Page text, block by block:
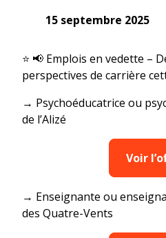
15 septembre 2025
⭐️ 📢 Emplois en vedette –
perspectives de carrière
→ Psychoéducatrice ou
de l’Alizé
Voir
→ Enseignante ou
des Quatre-Vents